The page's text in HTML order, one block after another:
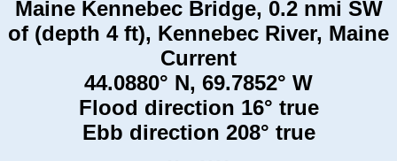
Maine Kennebec Bridge, 0.2 nmi SW
of (depth 4 ft), Kennebec River, Maine
Current
44.0880° N, 69.7852° W
Flood direction 16° true
Ebb direction 208° true